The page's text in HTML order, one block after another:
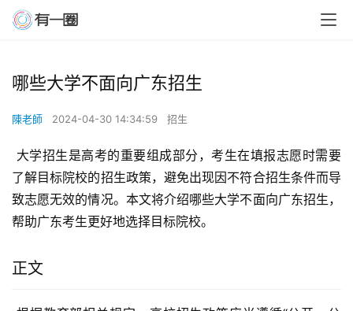
哪些大学不面向广东招生
陳老師 2024-04-30 14:34:59 招生
了解目标院校的招生政策，避免出现因不符合招生条件而导
致志愿无效的情况。本文将介绍哪些大学不面向广东招生，
帮助广东考生更好地选择目标院校。
正文